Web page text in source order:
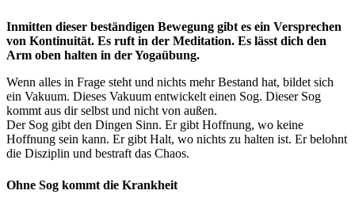
Inmitten dieser beständigen Bewegung gibt es ein Versprechen
von Kontinuität. Es ruft in der Meditation. Es lässt dich den
Arm oben halten in der Yogaübung.
Wenn alles in Frage steht und nichts mehr Bestand hat, bildet sich
ein Vakuum. Dieses Vakuum entwickelt einen Sog. Dieser Sog
kommt aus dir selbst und nicht von außen.
Der Sog gibt den Dingen Sinn. Er gibt Hoffnung, wo keine
Hoffnung sein kann. Er gibt Halt, wo nichts zu halten ist. Er belohnt
die Disziplin und bestraft das Chaos.
Ohne Sog kommt die Krankheit